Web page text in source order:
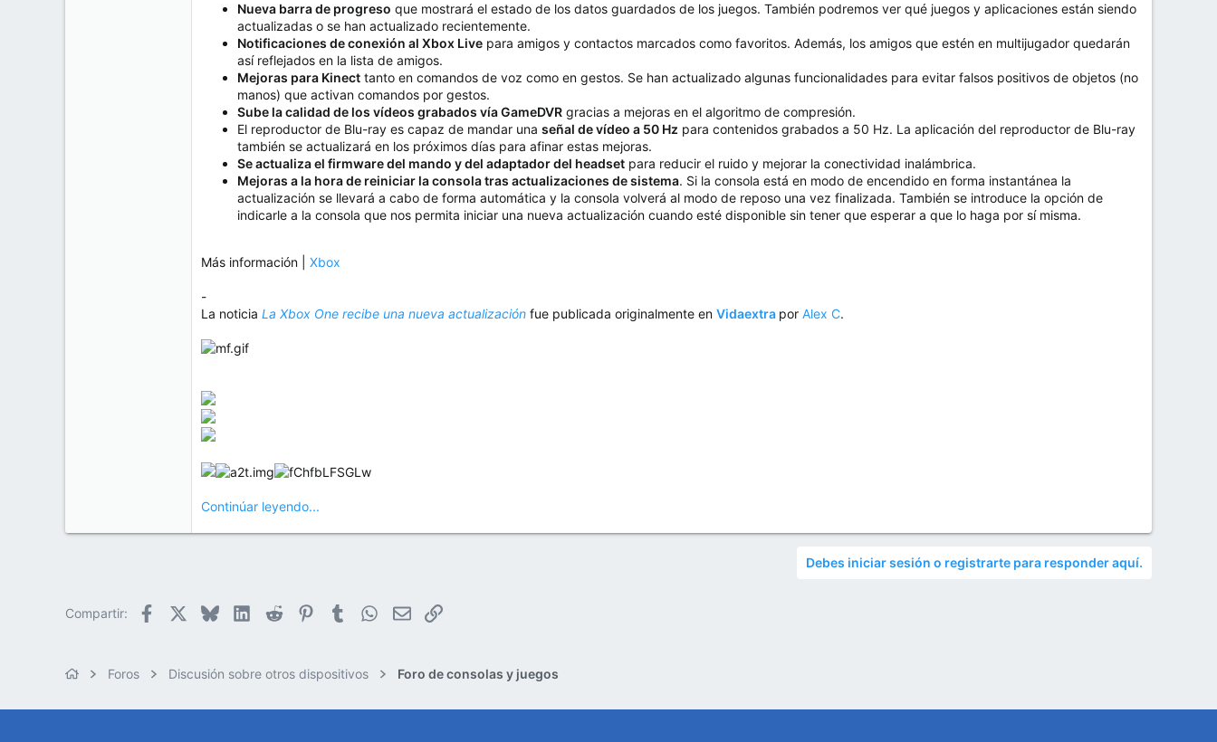
Nueva barra de progreso que mostrará el estado de los datos guardados de los juegos. También podremos ver qué juegos y aplicaciones están siendo
actualizadas o se han actualizado recientemente.
Notificaciones de conexión al Xbox Live para amigos y contactos marcados como favoritos. Además, los amigos que estén en multijugador quedarán
así reflejados en la lista de amigos.
Mejoras para Kinect tanto en comandos de voz como en gestos. Se han actualizado algunas funcionalidades para evitar falsos positivos de objetos (no
manos) que activan comandos por gestos.
Sube la calidad de los vídeos grabados vía GameDVR gracias a mejoras en el algoritmo de compresión.
El reproductor de Blu-ray es capaz de mandar una señal de vídeo a 50 Hz para contenidos grabados a 50 Hz. La aplicación del reproductor de Blu-ray
también se actualizará en los próximos días para afinar estas mejoras.
Se actualiza el firmware del mando y del adaptador del headset para reducir el ruido y mejorar la conectividad inalámbrica.
Mejoras a la hora de reiniciar la consola tras actualizaciones de sistema. Si la consola está en modo de encendido en forma instantánea la
actualización se llevará a cabo de forma automática y la consola volverá al modo de reposo una vez finalizada. También se introduce la opción de
indicarle a la consola que nos permita iniciar una nueva actualización cuando esté disponible sin tener que esperar a que lo haga por sí misma.
Más información | Xbox
-
La noticia La Xbox One recibe una nueva actualización fue publicada originalmente en Vidaextra por Alex C.
Continúar leyendo...
Debes iniciar sesión o registrarte para responder aquí.
Compartir: Facebook BlueskyLinkedIn
Reddit PinterestTumblr WhatsApp
EmailEnlace
Foros Discusión sobre otros dispositivos Foro de consolas y juegos